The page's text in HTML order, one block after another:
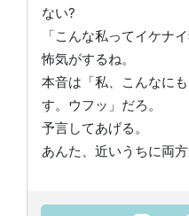
ない?
「こんな私ってイケナ
怖気がするね。
本音は「私、こんなに
す。ウフッ」だろ。
予言してあげる。
あんた、近いうちに両